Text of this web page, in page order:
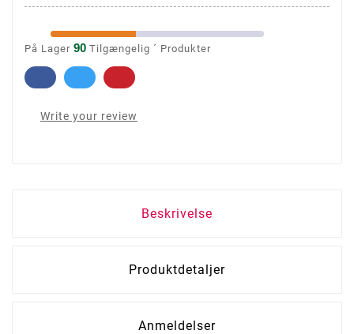
På Lager 90 Tilgængelig ´ Produkter
Write your review
Beskrivelse
Produktdetaljer
Anmeldelser